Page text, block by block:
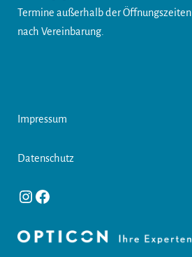
Termine außerhalb der
nach Vereinbarung.
Impressum
Datenschutz
Instagram
Facebook